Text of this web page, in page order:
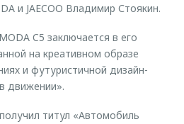
и JAECOO Владимир Стоякин.
C5 заключается в его
на креативном образе
и футуристичной дизайн-
движении».
титул «Автомобиль